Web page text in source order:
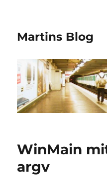
Martins Blog
WinMain
argv